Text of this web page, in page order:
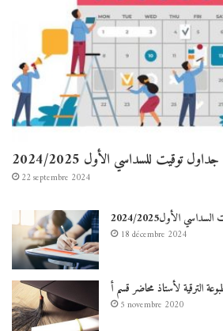
جداول توقيت للسداسي الأول 2024/2025
22 septembre 2024
الأول2024/2025
18 décembre 2024
الترقية لأستاذ محاضر قسم أ
5 novembre 2020